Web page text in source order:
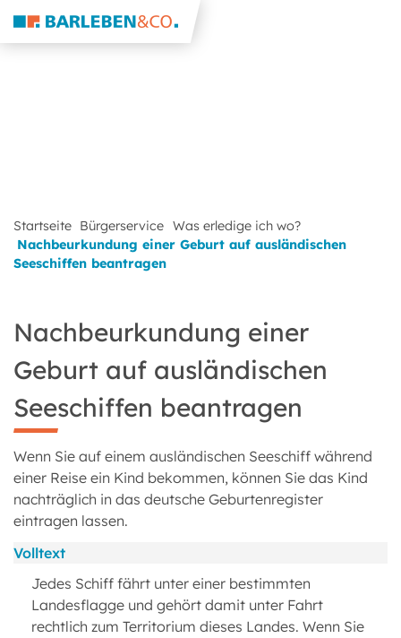
Startseite Bürgerservice Was erledige ich wo?
Nachbeurkundung einer Geburt auf ausländischen
Seeschiffen beantragen
Nachbeurkundung einer
Geburt auf ausländischen
Seeschiffen beantragen
Wenn Sie auf einem ausländischen Seeschiff während
einer Reise ein Kind bekommen, können Sie das Kind
nachträglich in das deutsche Geburtenregister
eintragen lassen.
Volltext
Jedes Schiff fährt unter einer bestimmten
Landesflagge und gehört damit unter Fahrt
rechtlich zum Territorium dieses Landes. Wenn Sie